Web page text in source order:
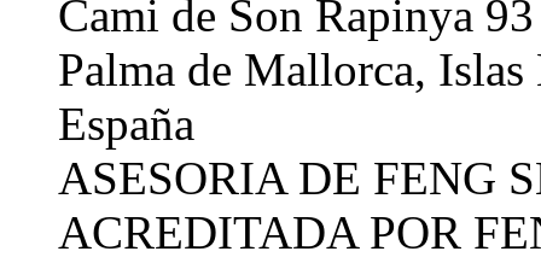
Cami de Son Rapinya 93
Palma de Mallorca, Islas
España
ASESORIA DE FENG
ACREDITADA POR